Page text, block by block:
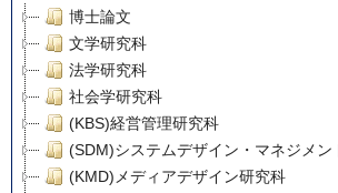
博士論文
文学研究科
法学研究科
社会学研究科
(KBS)経営管理研究科
(SDM)システムデザイン・マネジメン
(KMD)メディアデザイン研究科